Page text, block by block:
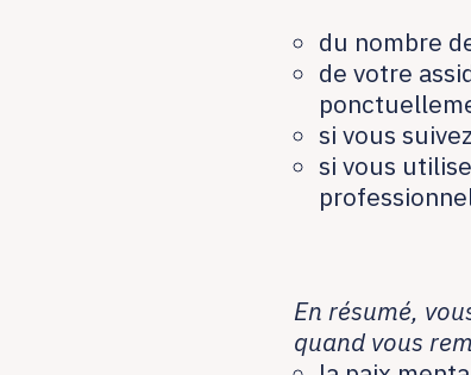
du nombre
de votre
si vous
si vous
En résumé,
quand vous